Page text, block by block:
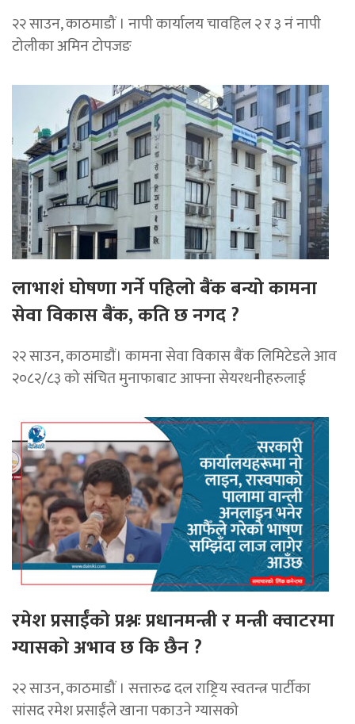
२२ साउन, काठमाडौं । नापी कार्यालय चावहिल २ र ३ नं नापी
टोलीका अमिन टोपजङ
लाभाशं घोषणा गर्ने पहिलो बैंक बन्यो कामना
सेवा विकास बैंक, कति छ नगद ?
२२ साउन, काठमाडाैं। कामना सेवा विकास बैंक लिमिटेडले आव
२०८२/८३ को संचित मुनाफाबाट आफ्ना सेयरधनीहरुलाई
रमेश प्रसाईंको प्रश्नः प्रधानमन्त्री र मन्त्री क्वाटरमा
ग्यासको अभाव छ कि छैन ?
२२ साउन, काठमाडौं । सत्तारुढ दल राष्ट्रिय स्वतन्त्र पार्टीका
सांसद रमेश प्रसाईंले खाना पकाउने ग्यासको